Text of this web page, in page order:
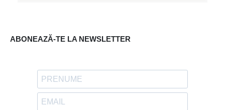
ABONEAZĂ-TE LA NEWSLETTER